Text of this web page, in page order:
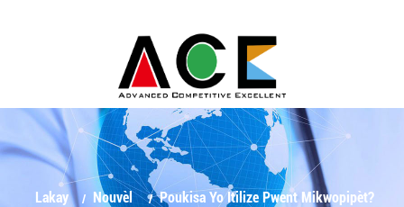
Lakay Nouvèl Poukisa Yo Itilize Pwent Mikwopipèt?